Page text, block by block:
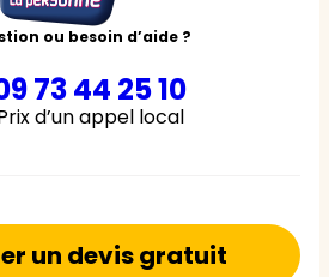
ou besoin d’aide ?
73 44 25 10
d’un appel local
un devis gratuit